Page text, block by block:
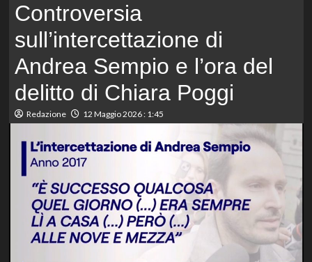
Controversia
sull’intercettazione di
Andrea Sempio e l’ora del
delitto di Chiara Poggi
Redazione 12 Maggio 2026 : 1:45